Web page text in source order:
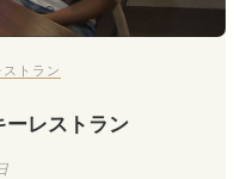
トラン
レストラン